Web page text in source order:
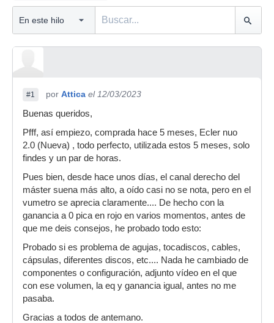
#1 por Attica el 12/03/2023
Buenas queridos,
Pfff, así empiezo, comprada hace 5 meses, Ecler nuo
2.0 (Nueva) , todo perfecto, utilizada estos 5 meses, solo
findes y un par de horas.
Pues bien, desde hace unos días, el canal derecho del
máster suena más alto, a oído casi no se nota, pero en el
vumetro se aprecia claramente.... De hecho con la
ganancia a 0 pica en rojo en varios momentos, antes de
que me deis consejos, he probado todo esto:
Probado si es problema de agujas, tocadiscos, cables,
cápsulas, diferentes discos, etc.... Nada he cambiado de
componentes o configuración, adjunto vídeo en el que
con ese volumen, la eq y ganancia igual, antes no me
pasaba.
Gracias a todos de antemano.